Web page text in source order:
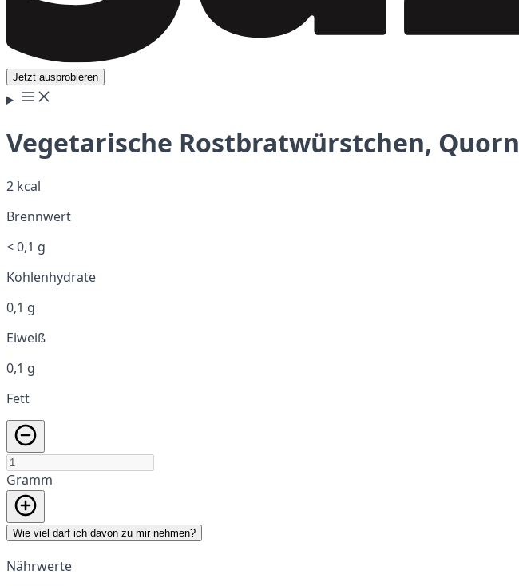
Jetzt ausprobieren
Vegetarische Rostbratwürstchen, Quorn
2 kcal
Brennwert
< 0,1 g
Kohlenhydrate
0,1 g
Eiweiß
0,1 g
Fett
Gramm
Wie viel darf ich davon zu mir nehmen?
Nährwerte